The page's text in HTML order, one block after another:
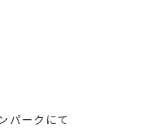
パークにて